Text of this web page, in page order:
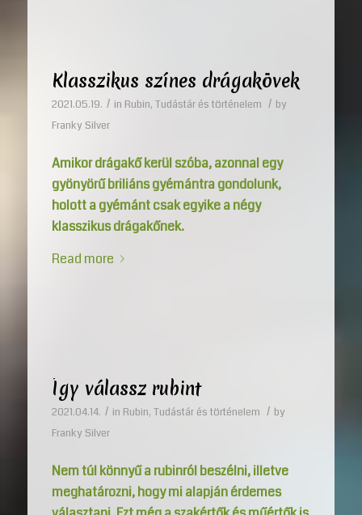
Klasszikus színes drágakövek
2021.05.19. / in Rubin, Tudástár és történelem / by
Franky Silver
Amikor drágakő kerül szóba, azonnal egy
gyönyörű briliáns gyémántra gondolunk,
holott a gyémánt csak egyike a négy
klasszikus drágakőnek.
Read more
Így válassz rubint
2021.04.14. / in Rubin, Tudástár és történelem / by
Franky Silver
Nem túl könnyű a rubinról beszélni, illetve
meghatározni, hogy mi alapján érdemes